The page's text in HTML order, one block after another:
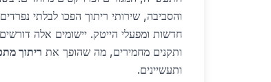
והסביבה, שירותי ריתוך הפכו לבלתי
חדשות ומפעלי הייטק. יישומים אלה דורשים
ותקנים מחמירים, מה שהופך את ריתוך
ותעשיינים.